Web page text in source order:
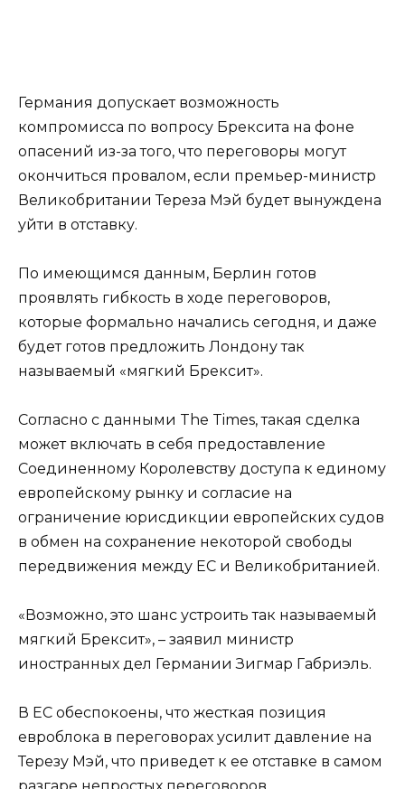
Германия допускает возможность
компромисса по вопросу Брексита на фоне
опасений из-за того, что переговоры могут
окончиться провалом, если премьер-министр
Великобритании Тереза Мэй будет вынуждена
уйти в отставку.
По имеющимся данным, Берлин готов
проявлять гибкость в ходе переговоров,
которые формально начались сегодня, и даже
будет готов предложить Лондону так
называемый «мягкий Брексит».
Согласно с данными The Times, такая сделка
может включать в себя предоставление
Соединенному Королевству доступа к единому
европейскому рынку и согласие на
ограничение юрисдикции европейских судов
в обмен на сохранение некоторой свободы
передвижения между ЕС и Великобританией.
«Возможно, это шанс устроить так называемый
мягкий Брексит», – заявил министр
иностранных дел Германии Зигмар Габриэль.
В ЕС обеспокоены, что жесткая позиция
евроблока в переговорах усилит давление на
Терезу Мэй, что приведет к ее отставке в самом